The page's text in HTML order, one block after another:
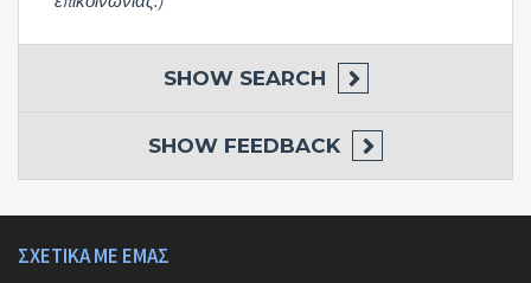
SHOW SEARCH
SHOW FEEDBACK
ΣΧΕΤΙΚΆ ΜΕ ΕΜΆΣ